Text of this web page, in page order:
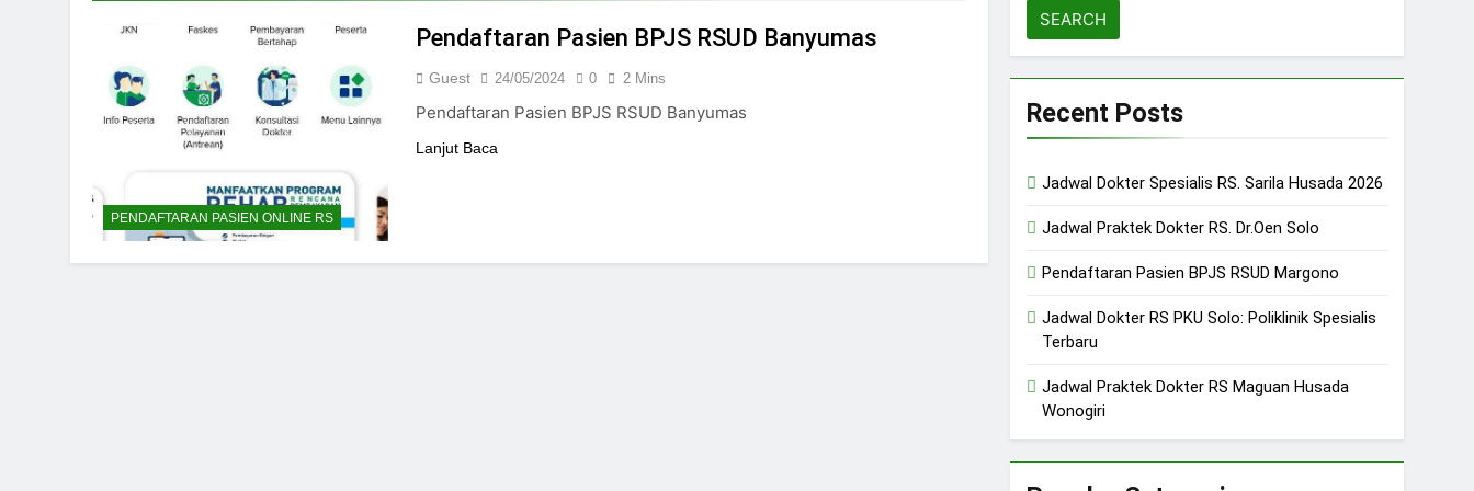
PENDAFTARAN PASIEN ONLINE RS
Pendaftaran Pasien BPJS RSUD Banyumas
Guest 24/05/2024 0 2 Mins
Pendaftaran Pasien BPJS RSUD Banyumas
Lanjut Baca
Recent Posts
Jadwal Dokter Spesialis RS. Sarila Husada 2026
Jadwal Praktek Dokter RS. Dr.Oen Solo
Pendaftaran Pasien BPJS RSUD Margono
Jadwal Dokter RS PKU Solo: Poliklinik Spesialis
Terbaru
Jadwal Praktek Dokter RS Maguan Husada
Wonogiri